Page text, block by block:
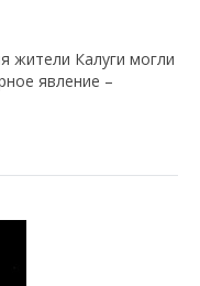
жители Калуги могли
явление –